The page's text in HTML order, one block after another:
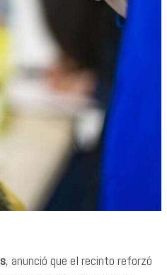
, anunció que el recinto reforzó